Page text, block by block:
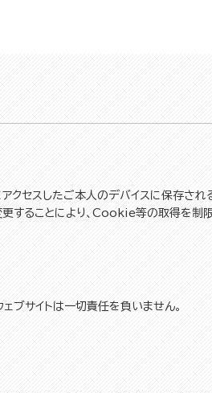
クセスしたご本人のデバイスに保存され
することにより、Cookie等の取得を制
ブサイトは一切責任を負いません。